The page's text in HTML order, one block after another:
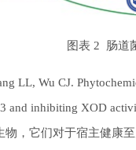
图表 2 肠道
Wu CJ.
and inhibiting XOD
它们对于宿主健康